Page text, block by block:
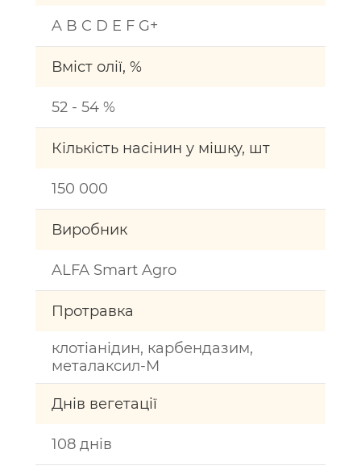
A B C D E F G+
Вміст олії, %
52 - 54 %
Кількість насінин у мішку, шт
150 000
Виробник
ALFA Smart Agro
Протравка
клотіанідин, карбендазим,
металаксил-М
Днів вегетації
108 днів